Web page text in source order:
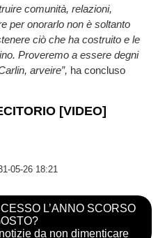
comunità, relazioni,
per onorarlo non è soltanto
ciò che ha costruito e le
Proveremo a essere degni
arveire”, ha concluso
[VIDEO]
05-26 18:21
L’ANNO SCORSO
da non dimenticare